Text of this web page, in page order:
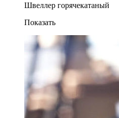
Швеллер горячекатаный
Показать